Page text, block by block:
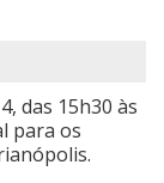
das 15h30 às
para os